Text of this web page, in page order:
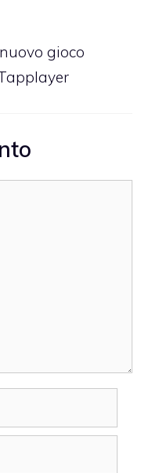
nuovo gioco